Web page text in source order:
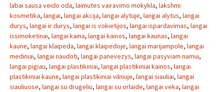
labai sausa veido oda, laimutes vairavimo mokykla, lakshmi
kosmetika, langai, langai akcija, langai alytuje, langai alytus, langai
durys, langai ir durys, langai is vokietijos, langai ispardavimas, langai
issimoketinai, langai kaina, langai kainos, langai kaunas, langai
kaune, langai klaipeda, langai klaipedoje, langai marijampole, langai
mediniai, langai naudoti, langai panevezys, langai pasyviam namui,
langai pigiau, langai plastikiniai, langai plastikiniai kainos, langai
plastikiniai kaune, langai plastikiniai vilniuje, langai siauliai, langai
siauliuose, langai su drugeliu, langai su orlaide, langai veka, langai